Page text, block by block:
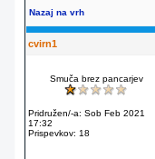
Nazaj na vrh
cvirn1
Smuča brez pancarjev
Pridružen/-a: Sob Feb 2021
17:32
Prispevkov: 18